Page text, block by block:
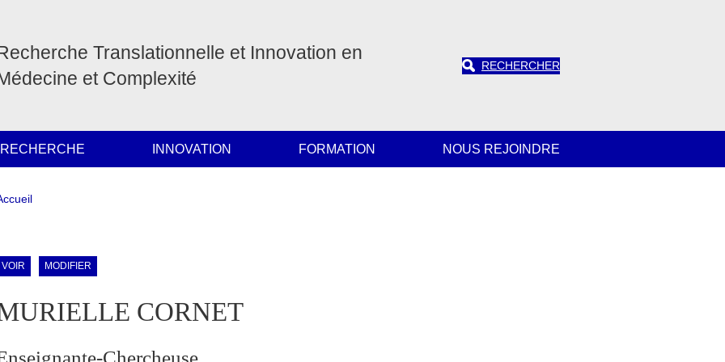
Translationnelle et Innovation en
et Complexité
RECHERCHER
RECHERCHE INNOVATION FORMATION NOUS REJOINDRE
d'Ariane
Sidebar (users/bibcite)
principaux
VOIR MODIFIER
CORNET